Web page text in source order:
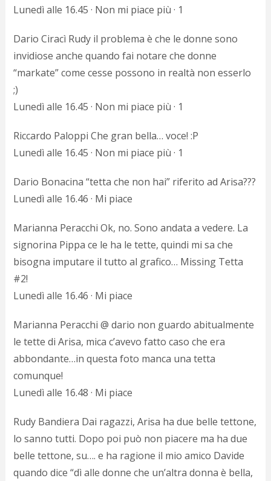
Lunedì alle 16.45 · Non mi piace più · 1
Dario Ciracì Rudy il problema è che le donne sono
invidiose anche quando fai notare che donne
“markate” come cesse possono in realtà non esserlo
;)
Lunedì alle 16.45 · Non mi piace più · 1
Riccardo Paloppi Che gran bella… voce! :P
Lunedì alle 16.45 · Non mi piace più · 1
Dario Bonacina “tetta che non hai” riferito ad Arisa???
Lunedì alle 16.46 · Mi piace
Marianna Peracchi Ok, no. Sono andata a vedere. La
signorina Pippa ce le ha le tette, quindi mi sa che
bisogna imputare il tutto al grafico… Missing Tetta
#2!
Lunedì alle 16.46 · Mi piace
Marianna Peracchi @ dario non guardo abitualmente
le tette di Arisa, mica c’avevo fatto caso che era
abbondante…in questa foto manca una tetta
comunque!
Lunedì alle 16.48 · Mi piace
Rudy Bandiera Dai ragazzi, Arisa ha due belle tettone,
lo sanno tutti. Dopo poi può non piacere ma ha due
belle tettone, su…. e ha ragione il mio amico Davide
quando dice “dì alle donne che un’altra donna è bella,